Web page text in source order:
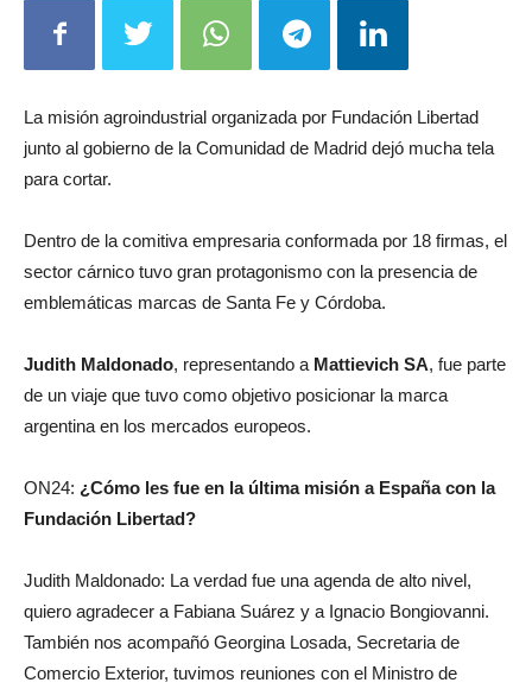
La misión agroindustrial organizada por Fundación Libertad
junto al gobierno de la Comunidad de Madrid dejó mucha tela
para cortar.
Dentro de la comitiva empresaria conformada por 18 firmas, el
sector cárnico tuvo gran protagonismo con la presencia de
emblemáticas marcas de Santa Fe y Córdoba.
Judith Maldonado, representando a Mattievich SA, fue parte
de un viaje que tuvo como objetivo posicionar la marca
argentina en los mercados europeos.
ON24: ¿Cómo les fue en la última misión a España con la
Fundación Libertad?
Judith Maldonado: La verdad fue una agenda de alto nivel,
quiero agradecer a Fabiana Suárez y a Ignacio Bongiovanni.
También nos acompañó Georgina Losada, Secretaria de
Comercio Exterior, tuvimos reuniones con el Ministro de